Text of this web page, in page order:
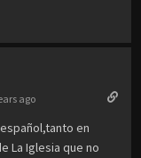
ago
en
La Iglesia que no